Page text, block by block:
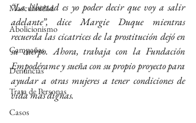
Masculinidad
Abolicionismo
Campañas
Denuncias
Trata de Personas
Casos
“La libertad es yo poder decir que voy a salir
adelante”, dice Margie Duque mientras
recuerda las cicatrices de la prostitución dejó en
su cuerpo. Ahora, trabaja con la Fundación
Empodérame y sueña con su propio proyecto para
ayudar a otras mujeres a tener condiciones de
vida más dignas.